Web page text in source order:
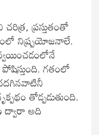
ప్రస్తుతంతో
నిష్ప్రయోజనాలే.
గతంలో
తోడ్పడుతుంది.
ద్వారా అది